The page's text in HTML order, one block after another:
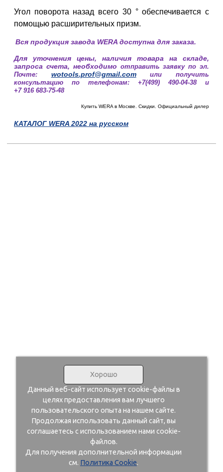
Угол поворота назад всего 30 ° обеспечивается с
помощью расширительных призм.
Вся продукция завода WERA доступна для заказа.
Для уточнения цены, наличия товара на складе,
запроса счета, необходимо отправить заявку по эл.
Почте: wotools.prof@gmail.comили получить
консультацию по телефонам: +7(499) 490-04-38 и
+7 916 683-75-48
Купить WERA в Москве. Скидки. Официальный дилер
КАТАЛОГ WERA 2022 на русском
Хорошо
Данный веб-сайт использует cookie-файлы в
целях предоставления вам лучшего
пользовательского опыта на нашем сайте.
Продолжая использовать данный сайт, вы
соглашаетесь с использованием нами cookie-
файлов.
Для получения дополнительной информации
см. Политика Cookie.